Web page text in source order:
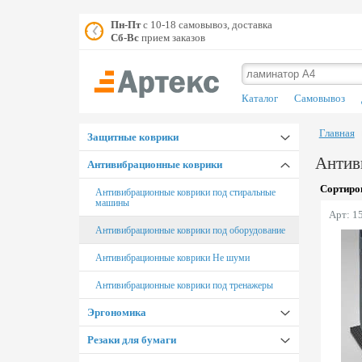
Пн-Птс 10-18 самовывоз, доставка
Сб-Всприем заказов
Каталог Самовывоз
Защитные коврики
Коврики под кресло Floortex
Настольные покрытия Floortex
Коврики под кресло цветные
Коврики под кресло Proflex
Настольные покрытия Proflex
Коврики для животных
Коврики под тренажеры
Антивибрационные коврики
Антивибрационные коврики под стиральные
машины
Антивибрационные коврики под оборудование
Антивибрационные коврики Не шуми
Антивибрационные коврики под тренажеры
Эргономика
Подставки для ног
Резаки для бумаги
Главная
Арт: